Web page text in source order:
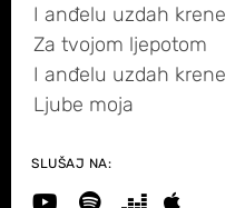
I anđelu uzdah krene
Za tvojom ljepotom
I anđelu uzdah krene
Ljube moja
SLUŠAJ NA: